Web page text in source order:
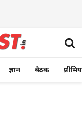
ज्ञान बैठक